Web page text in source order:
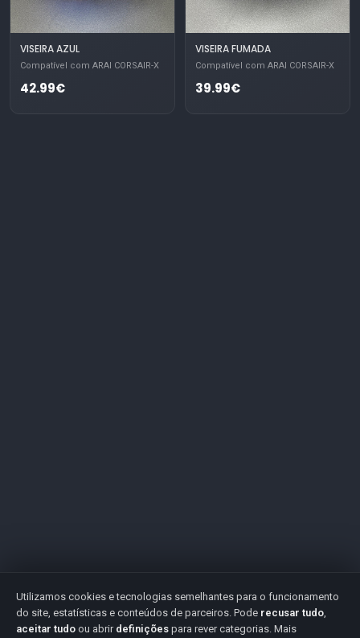
VISEIRA AZUL
Compatível com ARAI CORSAIR-X
42.99€
VISEIRA FUMADA
Compatível com ARAI CORSAIR-X
39.99€
Utilizamos cookies e tecnologias semelhantes para o funcionamento
do site, estatísticas e conteúdos de parceiros. Pode recusar tudo,
aceitar tudo ou abrir definições para rever categorias. Mais